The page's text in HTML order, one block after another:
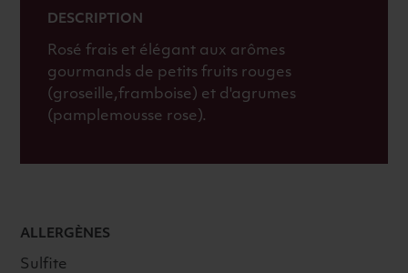
DESCRIPTION
Rosé frais et élégant aux arômes
gourmands de petits fruits rouges
(groseille,framboise) et d'agrumes
(pamplemousse rose).
ALLERGÈNES
Sulfite